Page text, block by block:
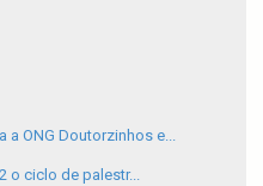
a ONG Doutorzinhos e...
o ciclo de palestr...